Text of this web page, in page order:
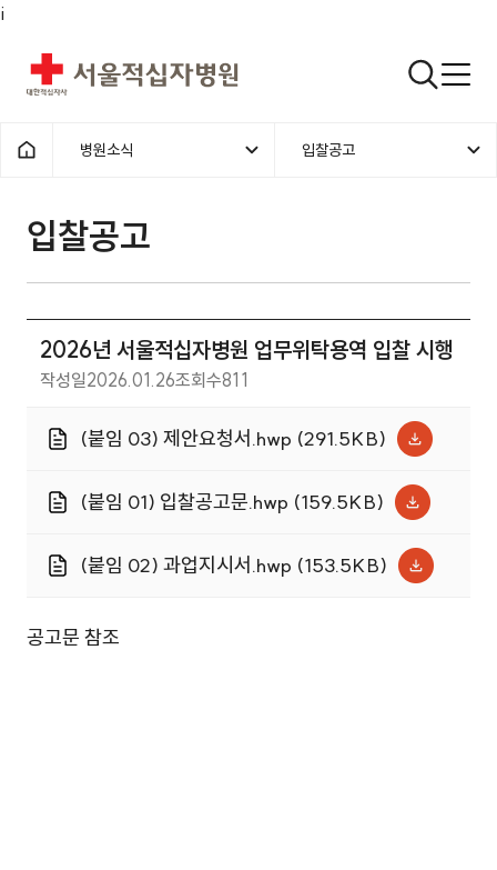
i
서울적십자병원 검색열기
홈으로 1차메뉴
병원소식 2차메뉴
입찰공고
입찰공고 | 병원소식 | 2026년 서
입찰공고
2026년 서울적십자병원 업무위탁용역 입찰 시행
작성일2026.01.26조회수811
(붙임 03) 제안요청서.hwp (291.5KB)
(붙임 01) 입찰공고문.hwp (159.5KB)
(붙임 02) 과업지시서.hwp (153.5KB)
공고문 참조